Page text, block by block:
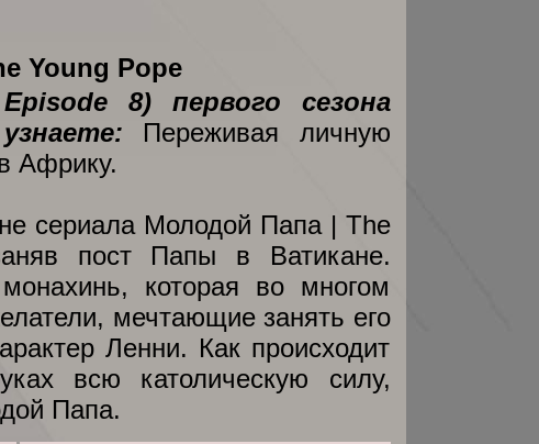
Young Pope
8) первого сезона
Переживая личную
Африку.
сериала Молодой Папа | The
пост Папы в Ватикане.
которая во многом
мечтающие занять его
Ленни. Как происходит
всю католическую силу,
Папа.